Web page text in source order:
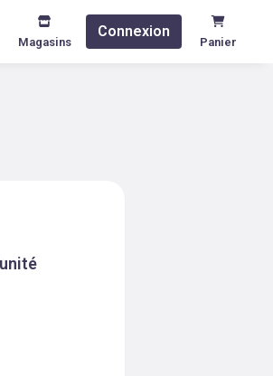
Magasins
Connexion
Panier